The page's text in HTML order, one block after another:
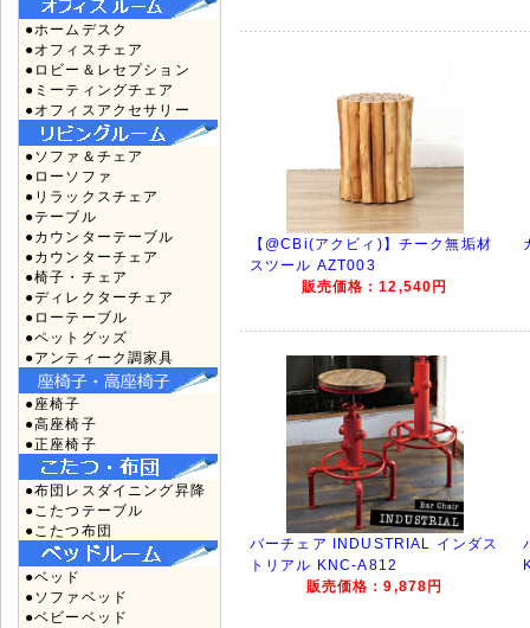
●ホームデスク
●オフィスチェア
●ロビー＆レセプション
●ミーティングチェア
●オフィスアクセサリー
●ソファ＆チェア
●ローソファ
●リラックスチェア
●テーブル
●カウンターテーブル
●カウンターチェア
●椅子・チェア
●ディレクターチェア
●ローテーブル
●ペットグッズ
●アンティーク調家具
●座椅子
●高座椅子
●正座椅子
●布団レスダイニング昇降
●こたつテーブル
●こたつ布団
●ベッド
●ソファベッド
●ベビーベッド
【@CBi(アクビィ)】チーク無垢材
スツール AZT003
販売価格：12,540円
バーチェア INDUSTRIAL インダス
トリアル KNC-A812
販売価格：9,878円